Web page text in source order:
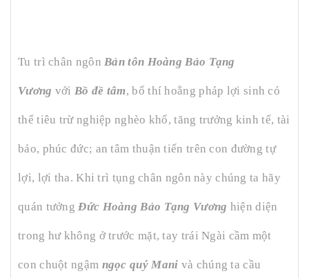
Tu trì chân ngônBản tôn Hoàng Bảo Tạng
Vương với Bồ đề tâm, bố thí hoằng pháp lợi sinh có
thể tiêu trừ nghiệp nghèo khổ, tăng trưởng kinh tế, tài
bảo, phúc đức; an tâm thuận tiến trên con đường tự
lợi, lợi tha. Khi trì tụng chân ngôn này chúng ta hãy
quán tưởng Đức Hoàng Bảo Tạng Vương hiện diện
trong hư không ở trước mặt, tay trái Ngài cầm một
con chuột ngậm ngọc quý Mani và chúng ta cầu